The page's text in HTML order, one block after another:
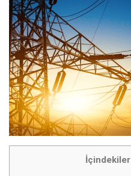
İçindekiler